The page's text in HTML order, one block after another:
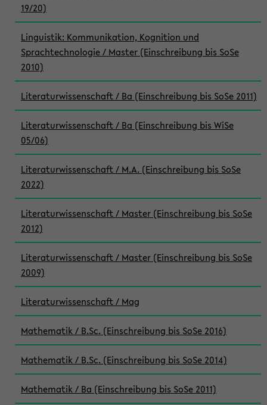
19/20)
Linguistik: Kommunikation, Kognition und
Sprachtechnologie / Master (Einschreibung bis SoSe
2010)
Literaturwissenschaft / Ba (Einschreibung bis SoSe 2011)
Literaturwissenschaft / Ba (Einschreibung bis WiSe
05/06)
Literaturwissenschaft / M.A. (Einschreibung bis SoSe
2022)
Literaturwissenschaft / Master (Einschreibung bis SoSe
2012)
Literaturwissenschaft / Master (Einschreibung bis SoSe
2009)
Literaturwissenschaft / Mag
Mathematik / B.Sc. (Einschreibung bis SoSe 2016)
Mathematik / B.Sc. (Einschreibung bis SoSe 2014)
Mathematik / Ba (Einschreibung bis SoSe 2011)